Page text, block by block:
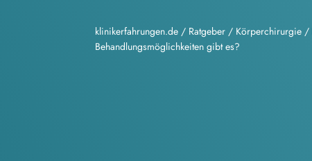
klinikerfahrungen.de / Ratgeber / Körperchirurgie /
Behandlungsmöglichkeiten gibt es?